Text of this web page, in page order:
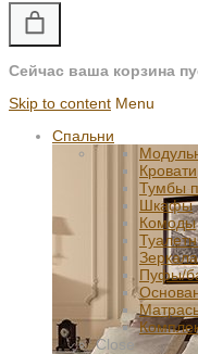
Сейчас ваша корзина
Skip to content Menu
Спальни
Кровати
Тумбы
Шкафы
Комоды
Зеркала
Пуфы/
Close